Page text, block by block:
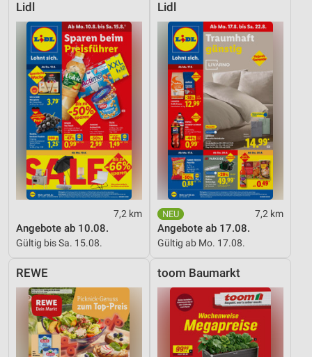
Lidl
7,2 km
Angebote ab 10.08.
Gültig bis Sa. 15.08.
Lidl
7,2 km
Angebote ab 17.08.
Gültig ab Mo. 17.08.
REWE toom Baumarkt
Speichern von oder Zugriff auf Informationen
auf einem Endgerät
Verwendung reduzierter Daten zur Auswahl von
Werbeanzeigen
Erstellung von Profilen für personalisierte
Werbung
Verwendung von Profilen zur Auswahl
personalisierter Werbung
Erstellung von Profilen zur Personalisierung
von Inhalten
Verwendung von Profilen zur Auswahl
personalisierter Inhalte
Messung der Performance von Inhalten
Analyse von Zielgruppen durch Statistiken oder
Kombinationen von Daten aus verschiedenen
Quellen